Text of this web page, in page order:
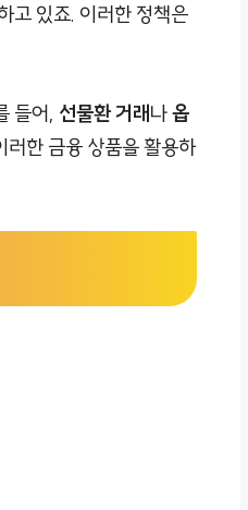
고 있죠. 이러한 정책은
들어, 선물환 거래나옵
러한 금융 상품을 활용하